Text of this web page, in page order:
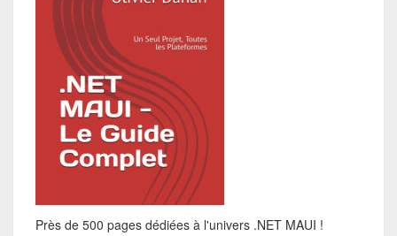
Près de 500 pages dédiées à l'univers .NET MAUI !